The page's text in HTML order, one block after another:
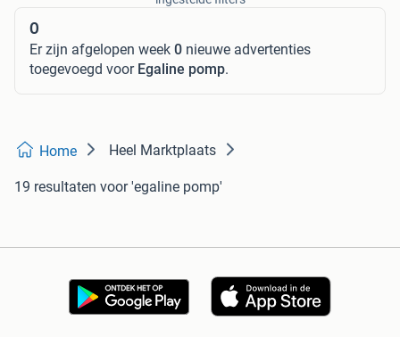
0
Er zijn afgelopen week 0 nieuwe advertenties
toegevoegd voor Egaline pomp.
Home Heel Marktplaats
19 resultaten voor 'egaline pomp'